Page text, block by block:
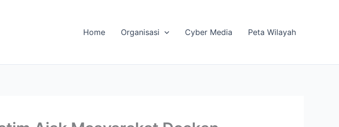
Home Organisasi Cyber Media Peta Wilayah